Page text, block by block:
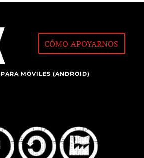
CÓMO APOYARNOS
PARA MÓVILES (ANDROID)